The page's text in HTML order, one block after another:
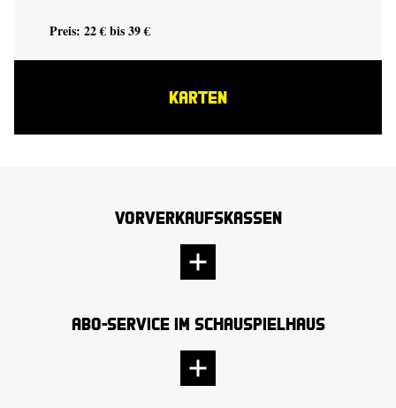
Preis: 22 € bis 39 €
KARTEN
Vorverkaufskassen
Abo-Service im Schauspielhaus